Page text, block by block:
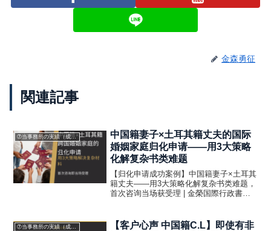
金森勇征
関連記事
➆当事務所の実績（成功事例）と帰化申請のポイント
中国籍妻子×土耳其籍丈夫的国际
婚姻家庭归化申请——用3大策略
化解复杂书类难题
【归化申请成功案例】中国籍妻子×土耳其
籍丈夫——用3大策略化解复杂书类难题，
首次咨询当场获受理 | 金榮国際行政書士
【客户心声 中国籍C.L】即使有非